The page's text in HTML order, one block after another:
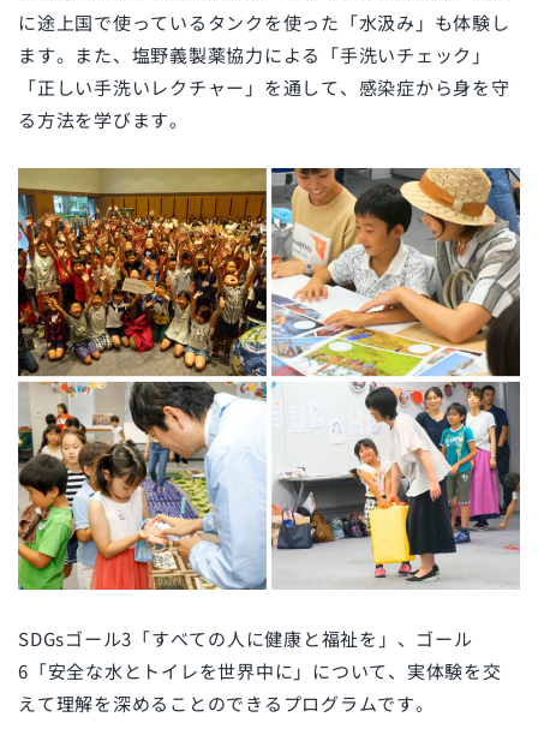
に途上国で使っているタンクを使った「水汲み」も体験し
ます。また、塩野義製薬協力による「手洗いチェック」
「正しい手洗いレクチャー」を通して、感染症から身を守
る方法を学びます。
SDGsゴール3「すべての人に健康と福祉を」、ゴール
6「安全な水とトイレを世界中に」について、実体験を交
えて理解を深めることのできるプログラムです。